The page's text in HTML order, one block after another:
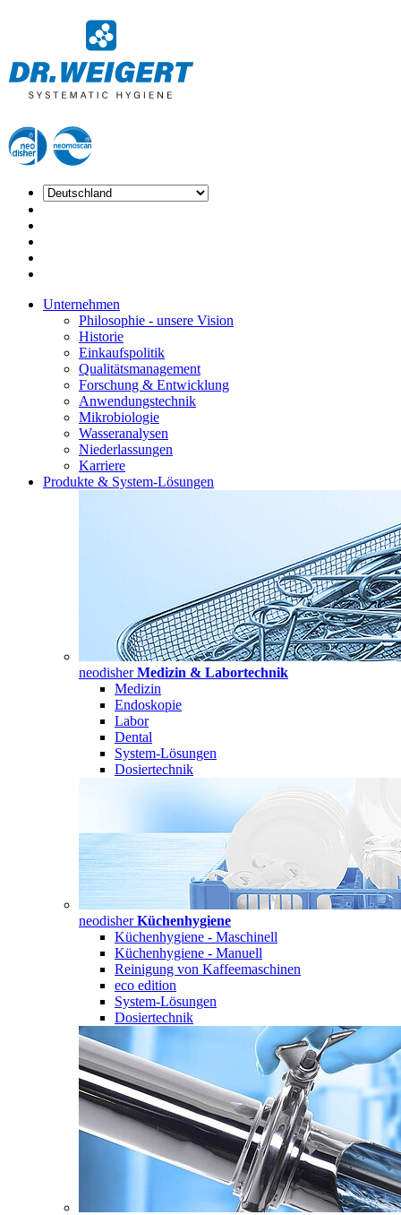
Unternehmen
Philosophie - unsere Vision
Historie
Einkaufspolitik
Qualitätsmanagement
Forschung & Entwicklung
Anwendungstechnik
Mikrobiologie
Wasseranalysen
Niederlassungen
Karriere
Produkte & System-Lösungen
neodisherMedizin & Labortechnik
Medizin
Endoskopie
Labor
Dental
System-Lösungen
Dosiertechnik
neodisherKüchenhygiene
Küchenhygiene - Maschinell
Küchenhygiene - Manuell
Reinigung von Kaffeemaschinen
eco edition
System-Lösungen
Dosiertechnik